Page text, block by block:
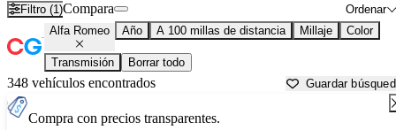
Filtro (1) Ordenar
Compara
Alfa Romeo Año A 100 millas de distancia Millaje Color
Transmisión Borrar todo
348 vehículos encontrados Guardar
Compra con precios transparentes.